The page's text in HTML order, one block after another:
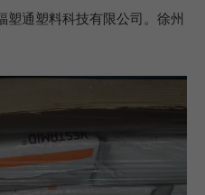
塑通塑料科技有限公司。徐州